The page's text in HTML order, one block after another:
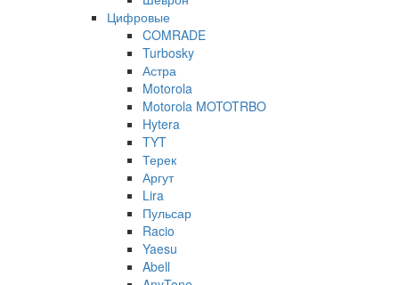
Цифровые
COMRADE
Turbosky
Астра
Motorola
Motorola MOTOTRBO
Hytera
TYT
Терек
Аргут
Lira
Пульсар
Racio
Yaesu
Abell